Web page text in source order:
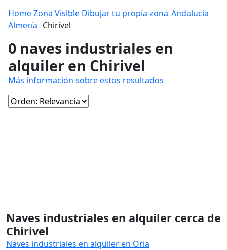
HomeZona Vislble Dibujar tu propia zona Andalucía
Almería Chirivel
0 naves industriales en
alquiler en Chirivel
Más información sobre estos resultados
Naves industriales en alquiler cerca de
Chirivel
Naves industriales en alquiler en Oria